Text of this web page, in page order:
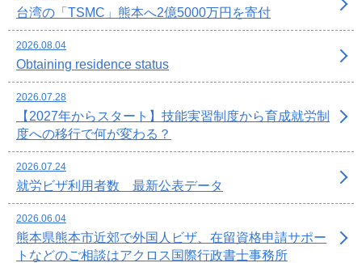
台湾の「TSMC」熊本へ2億5000万円を寄付
2026.08.04
Obtaining residence status
2026.07.28
【2027年からスタート】技能実習制度から育成就労制
度への移行で何が変わる？
2026.07.24
就労ビザ利用者数 最新公表データ
2026.06.04
熊本県熊本市近郊で外国人ビザ、在留資格申請サポー
トなどのご相談はアクロス国際行政書士事務所